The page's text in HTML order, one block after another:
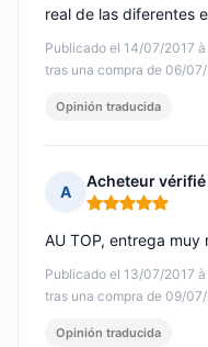
Publicado el 14/07/2017
tras una compra de 06/
real de las diferentes
Opinión traducida
A
Acheteur vérifié
Nota: 5 de 5
Publicado el 13/07/2017 à
tras una compra de 09/
AU TOP, entrega muy
Opinión traducida